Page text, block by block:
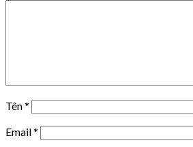
Tên*
Email*